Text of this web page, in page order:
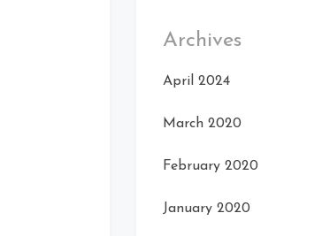
Archives
April 2024
March 2020
February 2020
January 2020